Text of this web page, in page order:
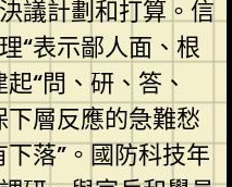
議計劃和打算。信
“表示鄙人面、根
“問、研、答、
層反應的急難愁
落”。國防科技年